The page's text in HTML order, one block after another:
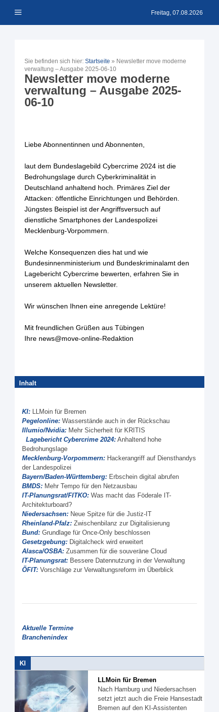
Inhalt Menü Freitag, 07.08.2026
Sie befinden sich hier: Startseite » Newsletter move moderne
verwaltung – Ausgabe 2025-06-10
Newsletter move moderne
verwaltung – Ausgabe 2025-
06-10
Liebe Abonnentinnen und Abonnenten,
laut dem Bundeslagebild Cybercrime 2024 ist die
Bedrohungslage durch Cyberkriminalität in
Deutschland anhaltend hoch. Primäres Ziel der
Attacken: öffentliche Einrichtungen und Behörden.
Jüngstes Beispiel ist der Angriffsversuch auf
dienstliche Smartphones der Landespolizei
Mecklenburg-Vorpommern.
Welche Konsequenzen dies hat und wie
Bundesinnenministerium und Bundeskriminalamt den
Lagebericht Cybercrime bewerten, erfahren Sie in
unserem aktuellen Newsletter.
Wir wünschen Ihnen eine anregende Lektüre!
Mit freundlichen Grüßen aus Tübingen
Ihre news@move-online-Redaktion
Inhalt
KI: LLMoin für Bremen
Pegelonline: Wasserstände auch in der Rückschau
Illumio/Nvidia: Mehr Sicherheit für KRITIS
Lagebericht Cybercrime 2024: Anhaltend hohe
Bedrohungslage
Mecklenburg-Vorpommern: Hackerangriff auf Diensthandys
der Landespolizei
Bayern/Baden-Württemberg: Erbschein digital abrufen
BMDS: Mehr Tempo für den Netzausbau
IT-Planungsrat/FITKO: Was macht das Föderale IT-
Architekturboard?
Niedersachsen: Neue Spitze für die Justiz-IT
Rheinland-Pfalz: Zwischenbilanz zur Digitalisierung
Bund: Grundlage für Once-Only beschlossen
Gesetzgebung: Digitalcheck wird erweitert
Alasca/OSBA: Zusammen für die souveräne Cloud
IT-Planungsrat: Bessere Datennutzung in der Verwaltung
ÖFIT: Vorschläge zur Verwaltungsreform im Überblick
Aktuelle Termine
Branchenindex
KI
LLMoin für Bremen
Nach Hamburg und Niedersachsen
setzt jetzt auch die Freie Hansestadt
Bremen auf den KI-Assistenten